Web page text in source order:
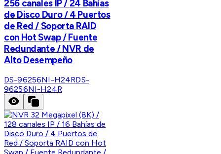
256 canales IP / 24 Bahías
de Disco Duro / 4 Puertos
de Red / Soporta RAID
con Hot Swap / Fuente
Redundante / NVR de
Alto Desempeño
DS-96256NI-H24RDS-
96256NI-H24R